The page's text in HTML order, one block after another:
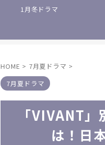
1月冬ドラマ
HOME > 7月夏ドラマ >
7月夏ドラマ
「VIVANT
は！日